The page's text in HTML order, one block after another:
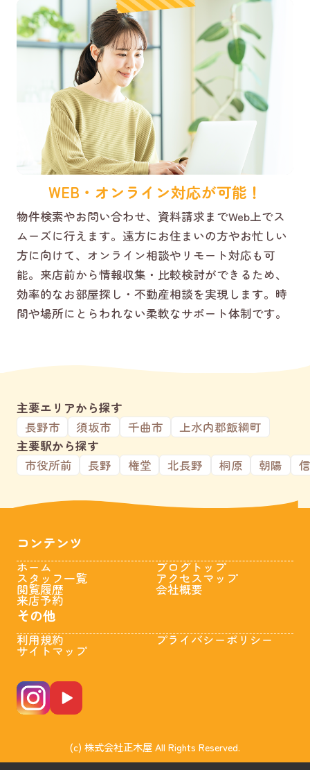
WEB・オンライン対応が可能！
物件検索やお問い合わせ、資料請求までWeb上でス
ムーズに行えます。遠方にお住まいの方やお忙しい
方に向けて、オンライン相談やリモート対応も可
能。来店前から情報収集・比較検討ができるため、
効率的なお部屋探し・不動産相談を実現します。時
間や場所にとらわれない柔軟なサポート体制です。
主要エリアから探す
長野市
須坂市 千曲市
上水内郡飯綱町
主要駅から探す
市役所前
長野 権堂 北長野 桐原 朝陽
コンテンツ
ホーム
スタッフ一覧
閲覧履歴
来店予約
ブログトップ
アクセスマップ
会社概要
その他
利用規約
サイトマップ
プライバシーポリシー
(c) 株式会社正木屋 All Rights Reserved.